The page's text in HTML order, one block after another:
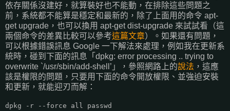
依存關係沒建好，就算裝好也不能動，在排除這些問題之
前，系統都不能算是穩定和最新的，除了上面用的命令 apt-
get upgrade，也可以換用 apt-get dist-upgrade 來試試看（這
兩個命令的差異比較可以參考這篇文章）。如果還有問題，
可以根據錯誤訊息 Google 一下解法來處理，例如我在更新系
統時，碰到下面的訊息「dpkg: error processing .. trying to
overwrite `/usr/sbin/add-shell’」，參照網路上的說法 ，這應
該是權限的問題，只要用下面的命令開放權限、並強迫安裝
和更新，就能迎刃而解：
dpkg -r --force all passwd